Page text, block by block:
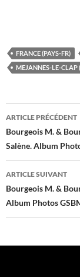
FRANCE (PAYS-FR)
MEJANNES-LE-CLAP
Navigation
des
articles
ARTICLE PRÉCÉDENT
Bourgeois M. &
Salène. Album
ARTICLE SUIVANT
Bourgeois M. &
Album Photos